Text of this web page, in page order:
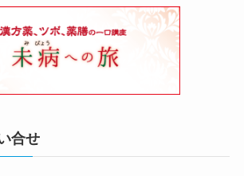
合せ